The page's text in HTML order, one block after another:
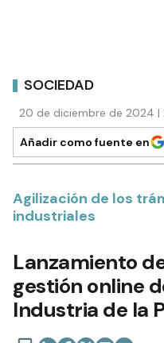
SOCIEDAD
20 de diciembre de 2024 |
Añadir como fuente en
Agilización de los
industriales
Lanzamiento
gestión online
Industria de la